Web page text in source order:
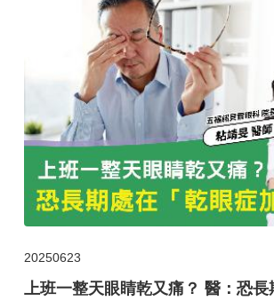
20250623
上班一整天眼睛乾又痛？ 醫：恐